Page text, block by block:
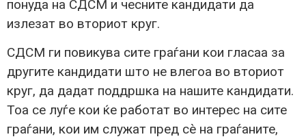
понуда на СДСМ и чесните кандидати да
излезат во вториот круг.
СДСМ ги повикува сите граѓани кои гласаа за
другите кандидати што не влегоа во вториот
круг, да дадат поддршка на нашите кандидати.
Тоа се луѓе кои ќе работат во интерес на сите
граѓани, кои им служат пред сè на граѓаните,